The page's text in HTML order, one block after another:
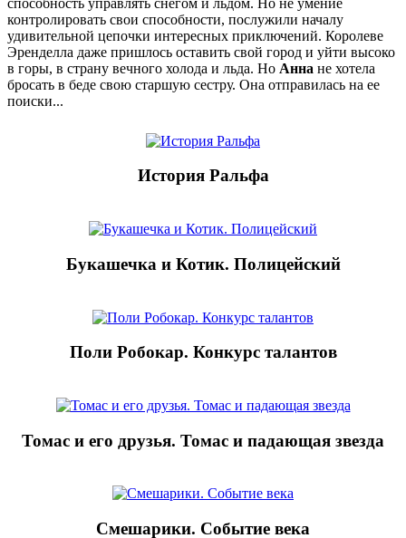
контролировать свои способности, послужили началу
удивительной цепочки интересных приключений. Королеве
Эренделла даже пришлось оставить свой город и уйти высоко
в горы, в страну вечного холода и льда. Но Анна не хотела
бросать в беде свою старшую сестру. Она отправилась на ее
поиски...
История Ральфа
Букашечка и Котик. Полицейский
Поли Робокар. Конкурс талантов
Томас и его друзья. Томас и падающая звезда
Смешарики. Событие века